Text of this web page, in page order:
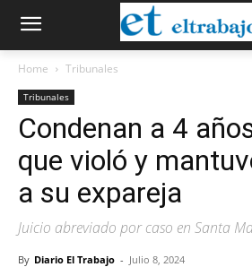
Home Tribunales
Tribunales
Condenan a 4
que violó y
a su expareja
Juicio abreviado por caso en Santa
By Diario El Trabajo - Julio 8, 2024